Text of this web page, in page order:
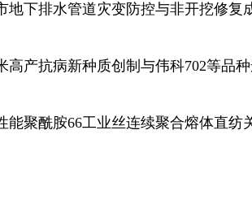
下排水管道灾变防控与非开挖修复
产抗病新种质创制与伟科702等品种
聚酰胺66工业丝连续聚合熔体直纺